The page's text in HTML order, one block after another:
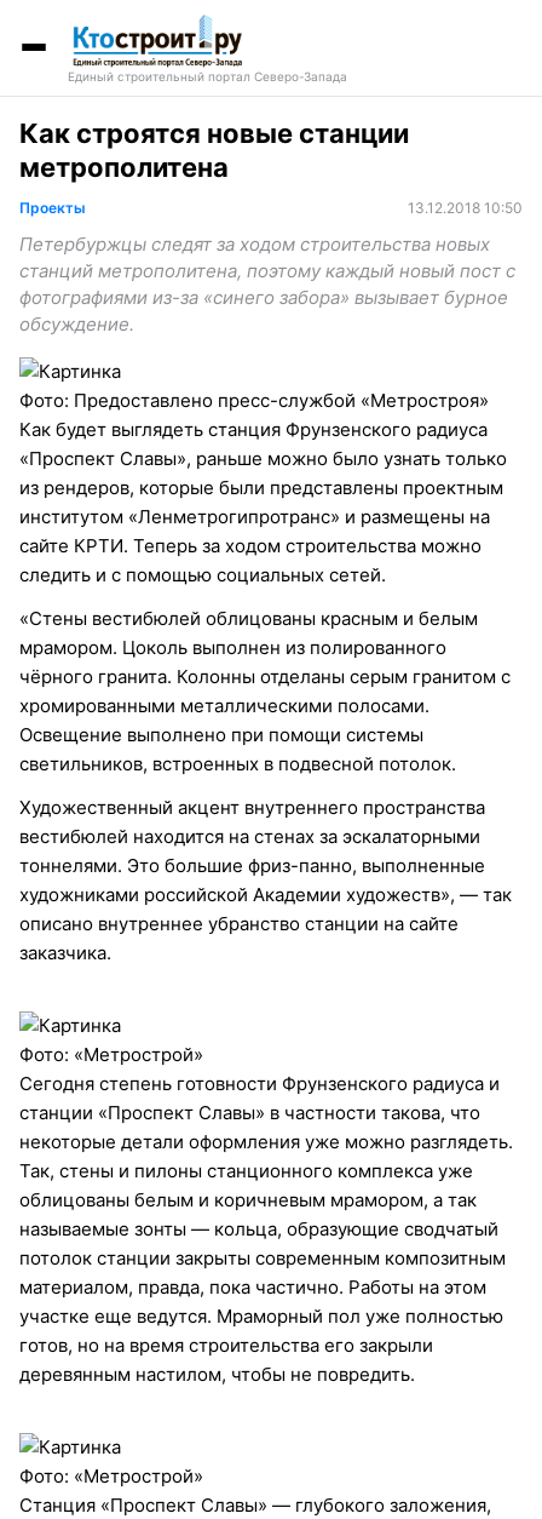
Единый строительный портал Северо-Запада
Как строятся новые станции
метрополитена
Проекты 13.12.2018 10:50
Петербуржцы следят за ходом строительства новых
станций метрополитена, поэтому каждый новый пост с
фотографиями из-за «синего забора» вызывает бурное
обсуждение.
Фото: Предоставлено пресс-службой «Метростроя»
Как будет выглядеть станция Фрунзенского радиуса
«Проспект Славы», раньше можно было узнать только
из рендеров, которые были представлены проектным
институтом «Ленметрогипротранс» и размещены на
сайте КРТИ. Теперь за ходом строительства можно
следить и с помощью социальных сетей.
«Стены вестибюлей облицованы красным и белым
мрамором. Цоколь выполнен из полированного
чёрного гранита. Колонны отделаны серым гранитом с
хромированными металлическими полосами.
Освещение выполнено при помощи системы
светильников, встроенных в подвесной потолок.
Художественный акцент внутреннего пространства
вестибюлей находится на стенах за эскалаторными
тоннелями. Это большие фриз-панно, выполненные
художниками российской Академии художеств», — так
описано внутреннее убранство станции на сайте
заказчика.
Фото: «Метрострой»
Сегодня степень готовности Фрунзенского радиуса и
станции «Проспект Славы» в частности такова, что
некоторые детали оформления уже можно разглядеть.
Так, стены и пилоны станционного комплекса уже
облицованы белым и коричневым мрамором, а так
называемые зонты — кольца, образующие сводчатый
потолок станции закрыты современным композитным
материалом, правда, пока частично. Работы на этом
участке еще ведутся. Мраморный пол уже полностью
готов, но на время строительства его закрыли
деревянным настилом, чтобы не повредить.
Фото: «Метрострой»
Станция «Проспект Славы» — глубокого заложения,